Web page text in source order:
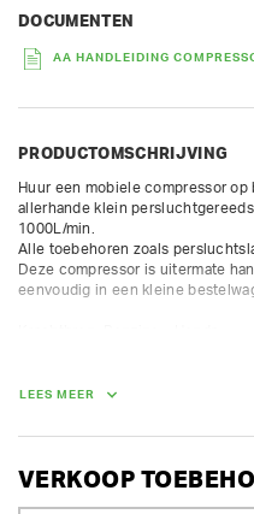
DOCUMENTEN
AA HANDLEIDING
PRODUCTOMSCHRIJVING
Huur een mobiele compressor
allerhande klein
1000L/min.
Alle toebehoren zoals
Deze compressor is uitermate
eenvoudig in een kleine
- werkdruk: 7 bar
- geluidsniveau 97 dBA
AFMETINGEN (L X BR X H):
LEES MEER
VERKOOP